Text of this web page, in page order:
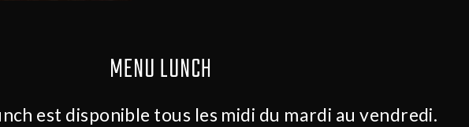
MENU LUNCH
est disponible tous les midi du mardi au vendredi.